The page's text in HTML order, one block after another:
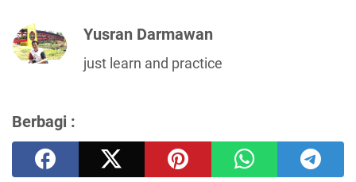
Yusran Darmawan
just learn and practice
Berbagi :